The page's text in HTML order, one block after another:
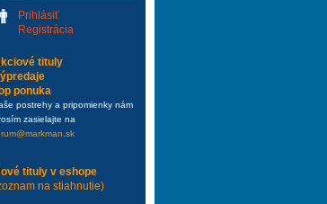
Prihlásiť
Registrácia
tituly
ponuka
postrehy a pripomienky nám
zasielajte na
tituly v eshope
na stiahnutie)